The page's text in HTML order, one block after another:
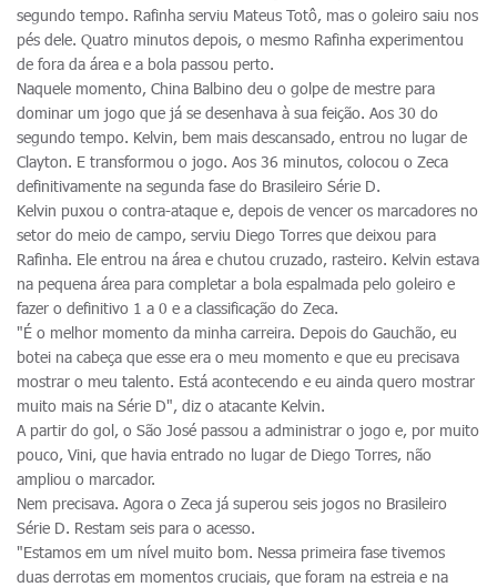
segundo tempo. Rafinha serviu Mateus Totô, mas o goleiro saiu nos
pés dele. Quatro minutos depois, o mesmo Rafinha experimentou
de fora da área e a bola passou perto.
Naquele momento, China Balbino deu o golpe de mestre para
dominar um jogo que já se desenhava à sua feição. Aos 30 do
segundo tempo. Kelvin, bem mais descansado, entrou no lugar de
Clayton. E transformou o jogo. Aos 36 minutos, colocou o Zeca
definitivamente na segunda fase do Brasileiro Série D.
Kelvin puxou o contra-ataque e, depois de vencer os marcadores no
setor do meio de campo, serviu Diego Torres que deixou para
Rafinha. Ele entrou na área e chutou cruzado, rasteiro. Kelvin estava
na pequena área para completar a bola espalmada pelo goleiro e
fazer o definitivo 1 a 0 e a classificação do Zeca.
"É o melhor momento da minha carreira. Depois do Gauchão, eu
botei na cabeça que esse era o meu momento e que eu precisava
mostrar o meu talento. Está acontecendo e eu ainda quero mostrar
muito mais na Série D", diz o atacante Kelvin.
A partir do gol, o São José passou a administrar o jogo e, por muito
pouco, Vini, que havia entrado no lugar de Diego Torres, não
ampliou o marcador.
Nem precisava. Agora o Zeca já superou seis jogos no Brasileiro
Série D. Restam seis para o acesso.
"Estamos em um nível muito bom. Nessa primeira fase tivemos
duas derrotas em momentos cruciais, que foram na estreia e na